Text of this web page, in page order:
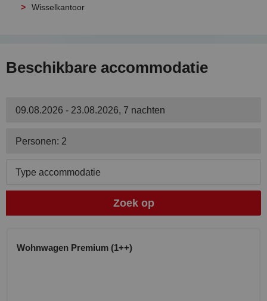
Wisselkantoor
Beschikbare accommodatie
09.08.2026 - 23.08.2026, 7 nachten
Personen: 2
Type accommodatie
Zoek op
Wohnwagen Premium (1++)